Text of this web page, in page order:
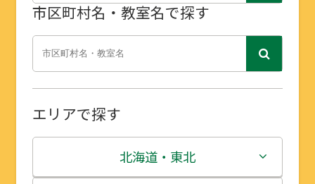
市区町村名・教室名で探す
エリアで探す
北海道・東北